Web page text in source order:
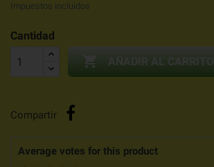
Impuestos incluidos
Cantidad
 AÑADIR AL CARRITO
Compartir
Average votes for this product